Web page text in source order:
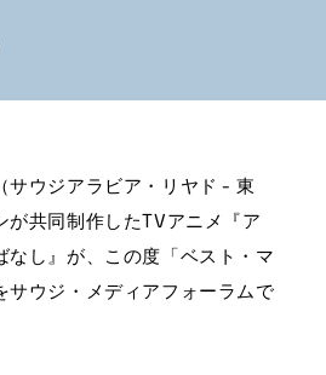
ウジアラビア・リヤド – 東
が共同制作したTVアニメ『ア
し』が、この度「ベスト・マ
サウジ・メディアフォーラムで